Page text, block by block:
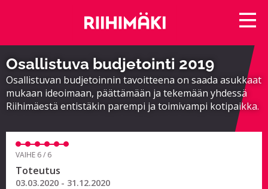
Osallistuva budjetointi 2019
Osallistuvan budjetoinnin tavoitteena on saada asukkaat
mukaan ideoimaan, päättämään ja tekemään yhdessä
Riihimäestä entistäkin parempi ja toimivampi kotipaikka.
VAIHE 6 / 6
Toteutus
03.03.2020 - 31.12.2020